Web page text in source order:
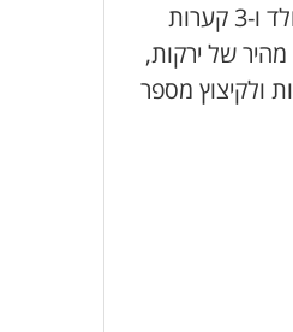
בקלות ובמהירות. עם מערכת להבים כפולה מפלדת אל-חלד ו-3 קערות
מהיר של ירקות,
ולקיצוץ מספר